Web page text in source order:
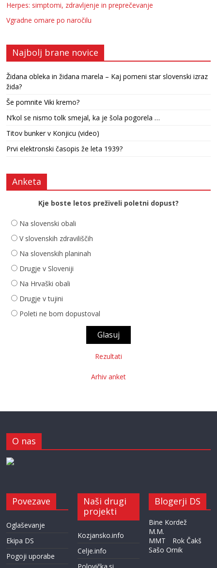
Herpes: simptomi, zdravljenje in preprečevanje
Vgradne omare po naročilu
Najbolj brane novice
Židana obleka in židana marela – Kaj pomeni star slovenski izraz
žida?
Še pomnite Viki kremo?
N’kol se nismo tolk smejal, ka je šola pogorela …
Titov bunker v Konjicu (video)
Prvi elektronski časopis že leta 1939?
Anketa
Kje boste letos preživeli poletni dopust?
Na slovenski obali
V slovenskih zdraviliščih
Na slovenskih planinah
Drugje v Sloveniji
Na Hrvaški obali
Drugje v tujini
Poleti ne bom dopustoval
Rezultati
Arhiv anket
O nas
Povezave
Oglaševanje
Ekipa DS
Pogoji uporabe
Naši drugi
projekti
Kozjansko.info
Celje.info
Blogerji DS
Bine Kordež
M.M.
MMT
Rok Čakš
Sašo Ornik